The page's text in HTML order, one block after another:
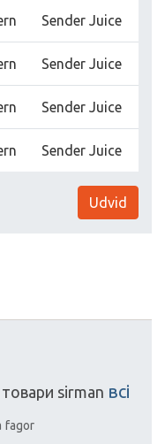
Sender Juice
Sender Juice
Sender Juice
Sender Juice
Udvid
товари sirman всі
fagor